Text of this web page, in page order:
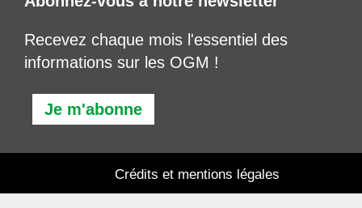
Recevez chaque mois l'essentiel des
informations sur les OGM !
Je m'abonne
Crédits et mentions légales